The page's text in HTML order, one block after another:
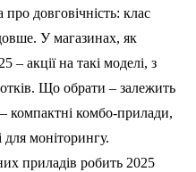
довговічність: клас
У магазинах, як
– акції на такі моделі, з
Що обрати – залежить
компактні комбо-прилади,
моніторингу.
приладів робить 2025